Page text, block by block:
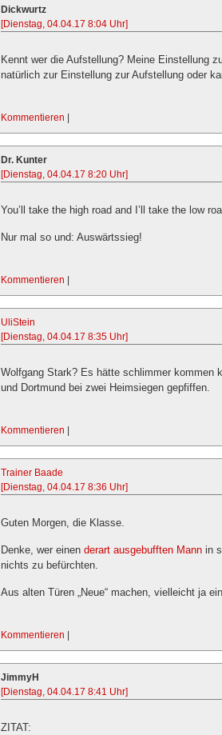
Dickwurtz
[Dienstag, 04.04.17 8:04 Uhr]
Kennt wer die Aufstellung? Meine Einstellung
natürlich zur Einstellung zur Aufstellung oder
Kommentieren |
Dr. Kunter
[Dienstag, 04.04.17 8:20 Uhr]
You’ll take the high road and I’ll take the low
Nur mal so und: Auswärtssieg!
Kommentieren |
UliStein
[Dienstag, 04.04.17 8:35 Uhr]
Wolfgang Stark? Es hätte schlimmer kommen
und Dortmund bei zwei Heimsiegen gepfiffen.
Kommentieren |
Trainer Baade
[Dienstag, 04.04.17 8:36 Uhr]
Guten Morgen, die Klasse.
Denke, wer einen derart ausgebufften Mann in
nichts zu befürchten.
Aus alten Türen „Neue“ machen, vielleicht ja
Kommentieren |
JimmyH
[Dienstag, 04.04.17 8:41 Uhr]
ZITAT: